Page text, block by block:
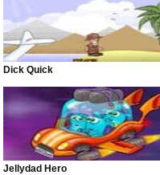
Dick Quick
Jellydad Hero